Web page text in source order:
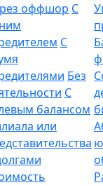
оффшор С
С
Без
С
балансом
или